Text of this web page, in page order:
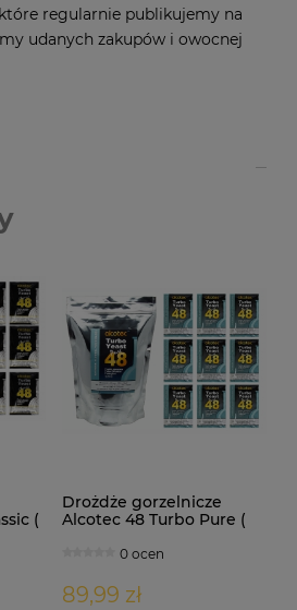
regularnie publikujemy na
udanych zakupów i owocnej
(
Drożdże gorzelnicze
Alcotec 48 Turbo Pure (
0 ocen
89,99 zł